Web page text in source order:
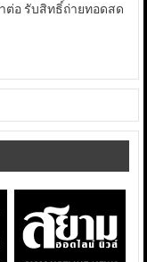
ต่อ รับสิทธิ์ถ่ายทอดสด